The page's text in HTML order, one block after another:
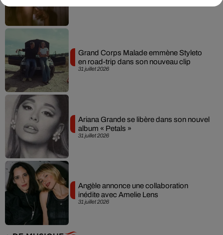
31 juillet 2026
Grand Corps Malade emmène Styleto
en road-trip dans son nouveau clip
31 juillet 2026
Ariana Grande se libère dans son nouvel
album « Petals »
31 juillet 2026
Angèle annonce une collaboration
inédite avec Amelie Lens